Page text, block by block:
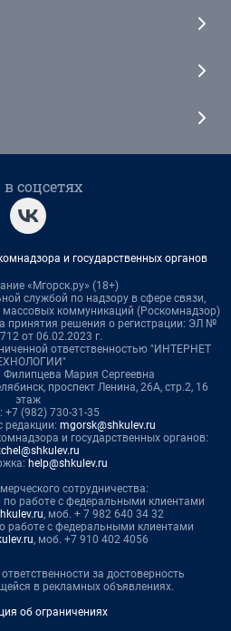
соцсетях
и государственных органов
«Мгорск.ру» (18+)
службой по надзору в сфере связи,
коммуникаций (Роскомнадзор)
принятия решения о регистрации: ЭЛ №
от 06.02.2023 г.
ответственностью "ИНТЕРНЕТ
Филипцева Мария Сергеевна
проспект Ленина, 26А, стр.2, 16
этаж
+7 (982) 730-31-35
редакции: mgorsk@shkulev.ru
и государственных органов:
help@shkulev.ru
сотрудничества:
работе с федеральными клиентами
, моб. + 7 982 640 34 32
работе с федеральными клиентами
, моб. +7 910 402 4056
за достоверность
в рекламных объявлениях.
об ограничениях